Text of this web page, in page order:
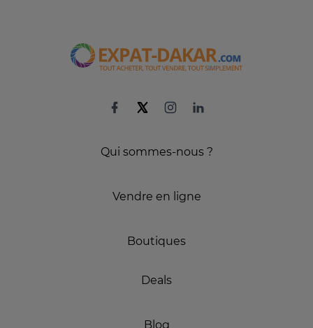
Qui sommes-nous ?
Vendre en ligne
Boutiques
Deals
Blog